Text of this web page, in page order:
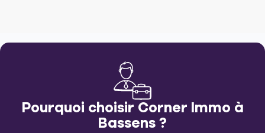
Pourquoi choisir Corner Immo à
Bassens ?